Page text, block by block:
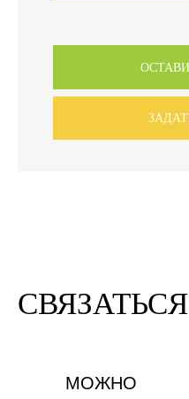
МОЖНО